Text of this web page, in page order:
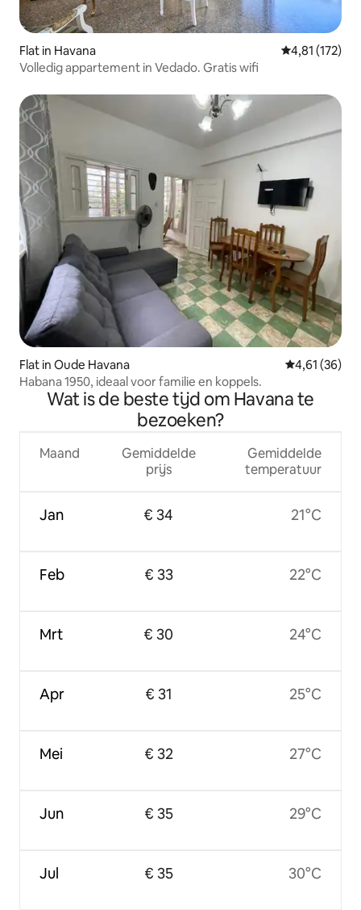
Flat in Havana Gemiddelde
4,81 (172)
Volledig appartement in Vedado. Gratis wifi
Flat in Oude Havana Gemiddelde
4,61 (36)
Habana 1950, ideaal voor familie en koppels.
Wat is de beste tijd om Havana te
bezoeken?
Maand
Jan
Feb
Mrt
Apr
Mei
Jun
Jul
Gemiddelde
prijs
€ 34
€ 33
€ 30
€ 31
€ 32
€ 35
€ 35
Gemiddelde
temperatuur
21°C
22°C
24°C
25°C
27°C
29°C
30°C